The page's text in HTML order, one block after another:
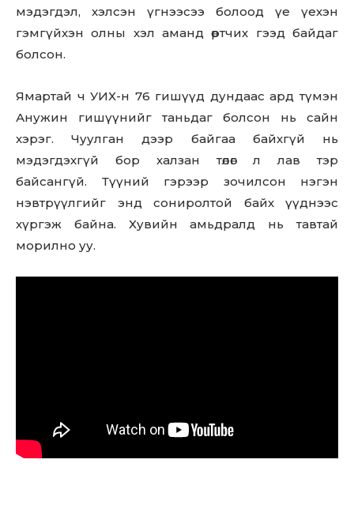
мэдэгдэл, хэлсэн үгнээсээ болоод үе үехэн
гэмгүйхэн олны хэл аманд өртчих гээд байдаг
болсон.
Ямартай ч УИХ-н 76 гишүүд дундаас ард түмэн
Анужин гишүүнийг таньдаг болсон нь сайн
хэрэг. Чуулган дээр байгаа байхгүй нь
мэдэгдэхгүй бор халзан төлөг л лав тэр
байсангүй. Түүний гэрээр зочилсон нэгэн
нэвтрүүлгийг энд сониролтой байх үүднээс
хүргэж байна. Хувийн амьдралд нь тавтай
морилно уу.